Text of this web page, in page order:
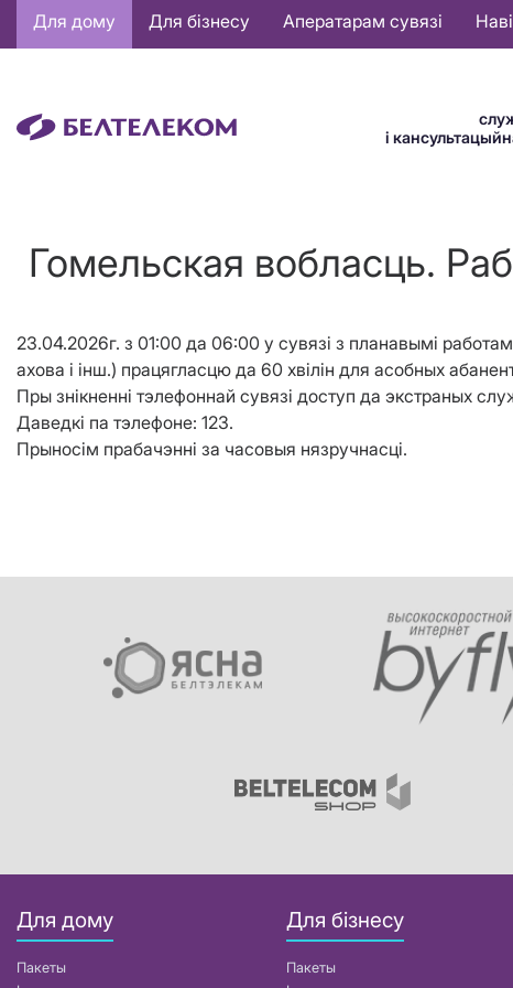
Основная
навигация
Для дому Для бізнесу Аператарам сувязі
і
Гомельская вобласць.
23.04.2026г. з 01:00 да 06:00 у сувязі з планавымі
ахова і інш.) працягласцю да 60 хвілін для асобных
Пры знікненні тэлефоннай сувязі доступ да экстраных
Даведкі па тэлефоне: 123.
Прыносім прабачэнні за часовыя нязручнасці.
Для дому
Пакеты
Для бізнесу
Пакеты